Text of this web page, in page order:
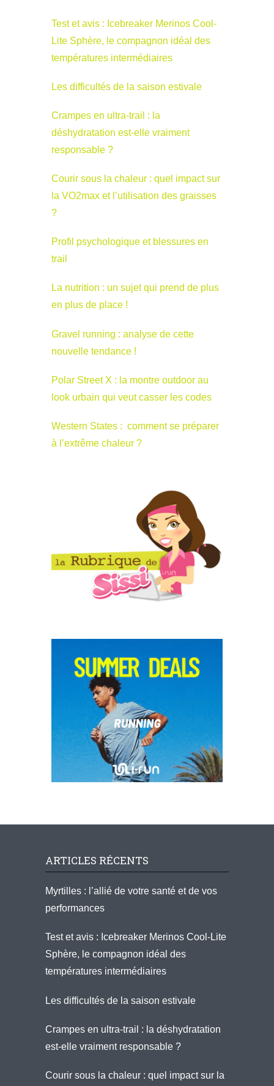
Test et avis : Icebreaker Merinos Cool-
Lite Sphère, le compagnon idéal des
températures intermédiaires
Les difficultés de la saison estivale
Crampes en ultra-trail : la
déshydratation est-elle vraiment
responsable ?
Courir sous la chaleur : quel impact sur
la VO2max et l’utilisation des graisses
?
Profil psychologique et blessures en
trail
La nutrition : un sujet qui prend de plus
en plus de place !
Gravel running : analyse de cette
nouvelle tendance !
Polar Street X : la montre outdoor au
look urbain qui veut casser les codes
Western States : comment se préparer
à l’extrême chaleur ?
ARTICLES RÉCENTS
Myrtilles : l’allié de votre santé et de vos
performances
Test et avis : Icebreaker Merinos Cool-Lite
Sphère, le compagnon idéal des
températures intermédiaires
Les difficultés de la saison estivale
Crampes en ultra-trail : la déshydratation
est-elle vraiment responsable ?
Courir sous la chaleur : quel impact sur la